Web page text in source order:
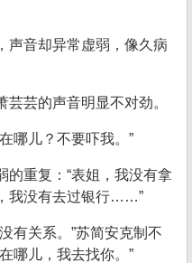
声音却异常虚弱，像久病
芸的声音明显不对劲。
哪儿？不要吓我。”
的重复：“表姐，我没有拿
我没有去过银行……”
有关系。”苏简安克制不
哪儿，我去找你。”